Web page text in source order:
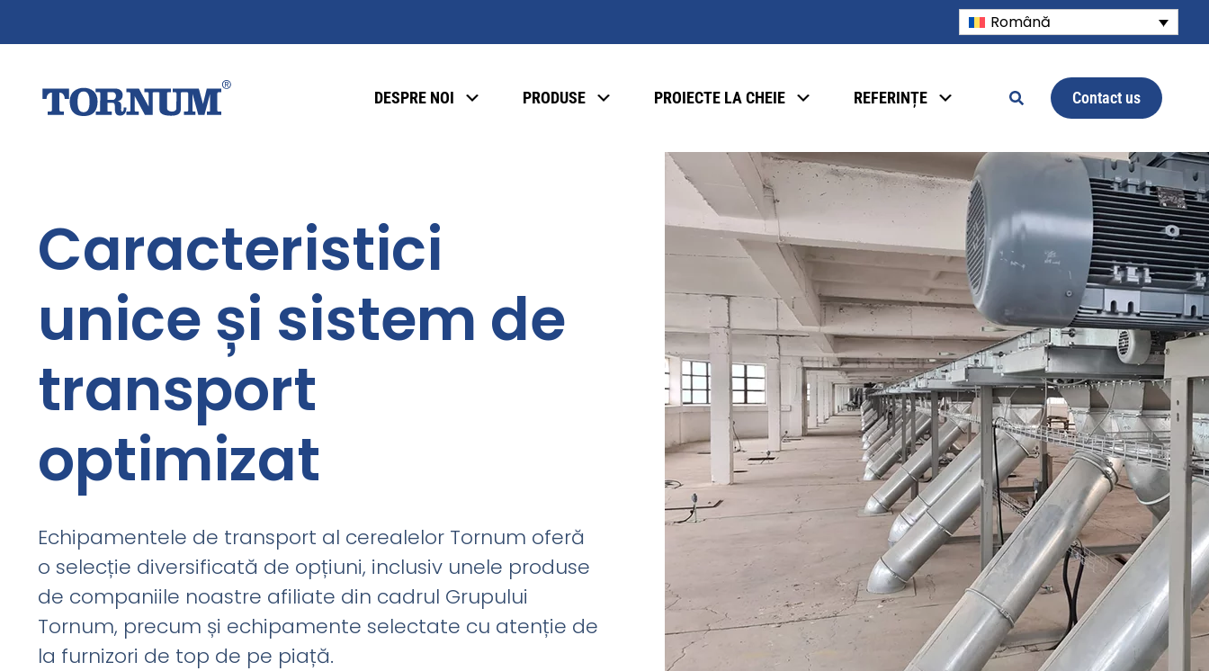
Română
DESPRE NOI PRODUSE PROIECTE LA CHEIE REFERINȚE Contact us
Caracteristici
unice și sistem de
transport
optimizat
Echipamentele de transport al cerealelor Tornum oferă
o selecție diversificată de opțiuni, inclusiv unele produse
de companiile noastre afiliate din cadrul Grupului
Tornum, precum și echipamente selectate cu atenție de
la furnizori de top de pe piață.